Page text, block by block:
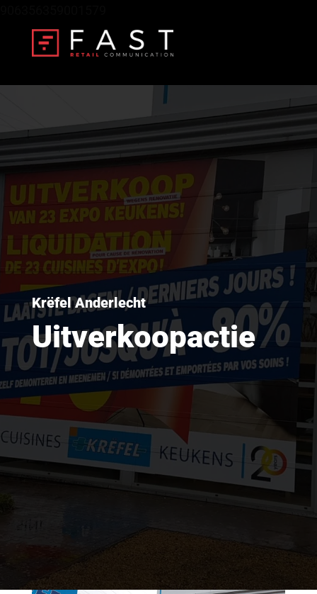
Krëfel Anderlecht
Uitverkoopactie